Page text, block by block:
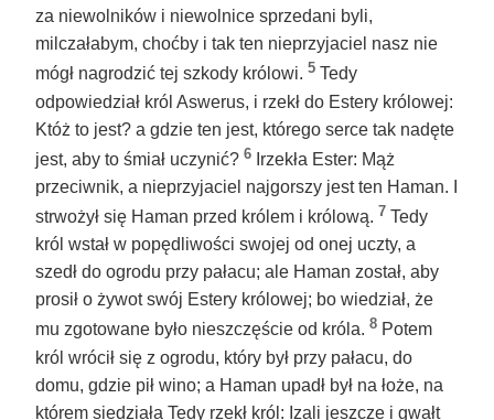
za niewolników i niewolnice sprzedani byli,
milczałabym, choćby i tak ten nieprzyjaciel nasz nie
mógł nagrodzić tej szkody królowi. 5 Tedy
odpowiedział król Aswerus, i rzekł do Estery królowej:
Któż to jest? a gdzie ten jest, którego serce tak nadęte
jest, aby to śmiał uczynić? 6 Irzekła Ester: Mąż
przeciwnik, a nieprzyjaciel najgorszy jest ten Haman. I
strwożył się Haman przed królem i królową. 7 Tedy
król wstał w popędliwości swojej od onej uczty, a
szedł do ogrodu przy pałacu; ale Haman został, aby
prosił o żywot swój Estery królowej; bo wiedział, że
mu zgotowane było nieszczęście od króla. 8 Potem
król wrócił się z ogrodu, który był przy pałacu, do
domu, gdzie pił wino; a Haman upadł był na łoże, na
którem siedziała Tedy rzekł król: Izali jeszcze i gwałt